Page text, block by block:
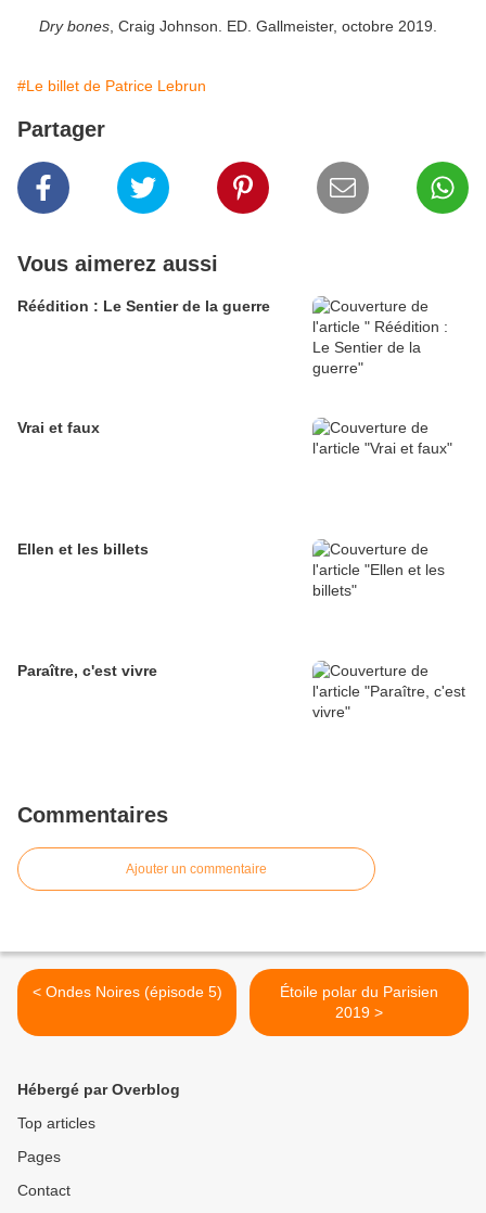
Dry bones, Craig Johnson. ED. Gallmeister, octobre 2019.
#Le billet de Patrice Lebrun
Partager
Vous aimerez aussi
Réédition : Le Sentier de la guerre
Vrai et faux
Ellen et les billets
Paraître, c'est vivre
Commentaires
Ajouter un commentaire
< Ondes Noires (épisode 5)
Étoile polar du Parisien
2019 >
Hébergé par Overblog
Top articles
Pages
Contact